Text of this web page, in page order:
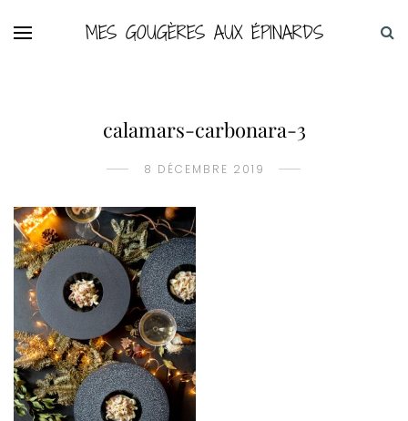
MES GOUGÈRES AUX ÉPINARDS
calamars-carbonara-3
8 DÉCEMBRE 2019